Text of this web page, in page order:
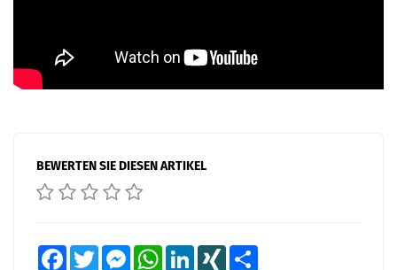
BEWERTEN SIE DIESEN ARTIKEL
Facebook Twitter MessengerWhatsAppLinkedIn XING